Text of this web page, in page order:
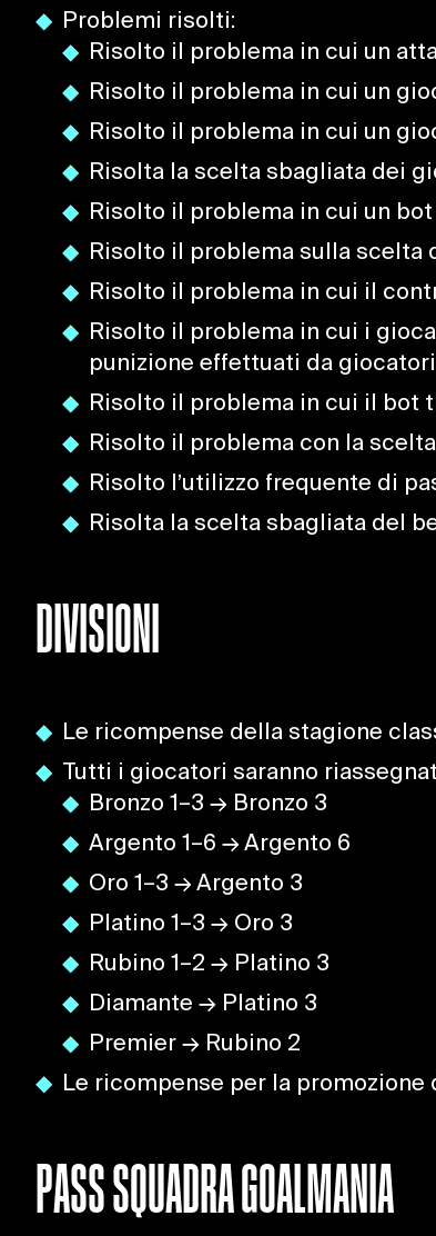
Problemi risolti:
Risolto il problema in cui un
Risolto il problema in cui un
Risolto il problema in cui un
Risolta la scelta sbagliata dei
Risolto il problema in cui un
Risolto il problema sulla
Risolto il problema in cui il
Risolto il problema in cui i
punizione effettuati da
Risolto il problema in cui il bot
Risolto il problema con la
Risolto l’utilizzo frequente di
Risolta la scelta sbagliata del
DIVISIONI
Le ricompense della stagione
Tutti i giocatori saranno
Bronzo 1–3 → Bronzo 3
Argento 1–6 → Argento 6
Oro 1–3 → Argento 3
Platino 1–3 → Oro 3
Rubino 1–2 → Platino 3
Diamante → Platino 3
Premier → Rubino 2
Le ricompense per la
PASS SQUADRA GOALMANIA